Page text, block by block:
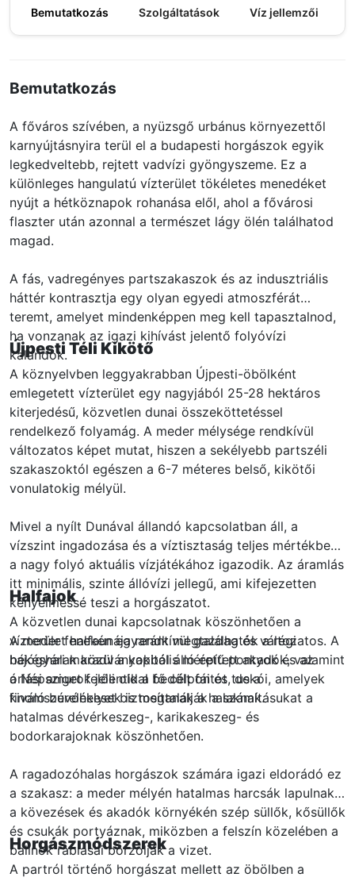
Bemutatkozás Szolgáltatások Víz jellemzői
Bemutatkozás
A főváros szívében, a nyüzsgő urbánus környezettől
karnyújtásnyira terül el a budapesti horgászok egyik
legkedveltebb, rejtett vadvízi gyöngyszeme. Ez a
különleges hangulatú vízterület tökéletes menedéket
nyújt a hétköznapok rohanása elől, ahol a fővárosi
flaszter után azonnal a természet lágy ölén találhatod
magad.
A fás, vadregényes partszakaszok és az indusztriális
háttér kontrasztja egy olyan egyedi atmoszférát
teremt, amelyet mindenképpen meg kell tapasztalnod,
ha vonzanak az igazi kihívást jelentő folyóvízi
kalandok.
Újpesti Téli Kikötő
A köznyelvben leggyakrabban Újpesti-öbölként
emlegetett vízterület egy nagyjából 25-28 hektáros
kiterjedésű, közvetlen dunai összeköttetéssel
rendelkező folyamág. A meder mélysége rendkívül
változatos képet mutat, hiszen a sekélyebb partszéli
szakaszoktól egészen a 6-7 méteres belső, kikötői
vonulatokig mélyül.
Mivel a nyílt Dunával állandó kapcsolatban áll, a
vízszint ingadozása és a víztisztaság teljes mértékben
a nagy folyó aktuális vízjátékához igazodik. Az áramlás
itt minimális, szinte állóvízi jellegű, ami kifejezetten
kényelmessé teszi a horgászatot.
A meder fenekén egyaránt megtalálhatók a régi
hajógyári maradványokból álló épített akadók, valamint
a Népsziget felőli oldal bedőlt fái és tuskói, amelyek
kiváló búvóhelyet biztosítanak a halaknak.
Halfajok
A közvetlen dunai kapcsolatnak köszönhetően a
vízterület halfaunája rendkívül gazdag és változatos. A
békéshalak közül a kapitális méretű pontyok és az
óriási amurok jelentik a fő célpontot, de a
finomszerelékesek is megtalálják a számításukat a
hatalmas dévérkeszeg-, karikakeszeg- és
bodorkarajoknak köszönhetően.
A ragadozóhalas horgászok számára igazi eldorádó ez
a szakasz: a meder mélyén hatalmas harcsák lapulnak,
a kövezések és akadók környékén szép süllők, kősüllők
és csukák portyáznak, miközben a felszín közelében a
balinok rablásai borzolják a vizet.
Horgászmódszerek
A partról történő horgászat mellett az öbölben a